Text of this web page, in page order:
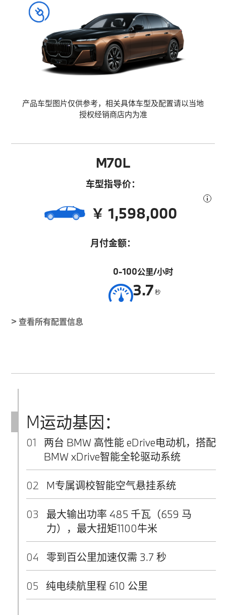
产品车型图片仅供参考，相关具体车型及配置请以当地
授权经销商店内为准
M70L
车型指导价：
￥ 1,598,000
月付金额：
0-100公里/小时
3.7 秒
> 查看所有配置信息
M运动基因：
01
两台 BMW 高性能 eDrive电动机，搭配
BMW xDrive智能全轮驱动系统
02 M专属调校智能空气悬挂系统
03
最大输出功率 485 千瓦（659 马
力），最大扭矩1100牛米
04 零到百公里加速仅需 3.7 秒
05 纯电续航里程 610 公里